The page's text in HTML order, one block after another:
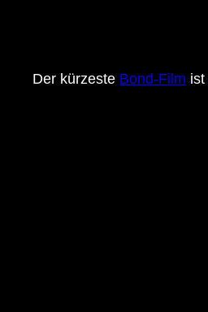
Der kürzeste Bond-Film ist